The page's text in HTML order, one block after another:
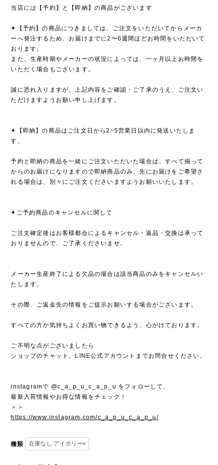
当店には【予約】と【即納】の商品がございます
✦【予約】の商品につきましては、ご注文をいただいてからメーカ
ーへ発注するため、お届けまでに2〜6週間ほどお時間をいただいて
おります。
また、生産時期やメーカーの状況によっては、一ヶ月以上お時間を
いただく場合もございます。
誠に恐れ入りますが、上記内容をご確認・ご了承のうえ、ご注文い
ただけますようお願い申し上げます。
✦【即納】の商品はご注文日から2~5営業日以内に発送いたしま
す。
予約と即納の商品を一緒にご注文いただいた場合は、すべて揃って
からのお届けになりますので即納商品のみ、先にお届けをご希望さ
れる場合は、別々にご注文くださいますようお願いいたします。
✦ご予約商品のキャンセルに関して
ご注文確定後はお客様都合によるキャンセル・返品・交換は承って
おりませんので、ご了承くださいませ。
メーカー生産終了による欠品の場合は該当商品のみをキャンセルい
たします。
その際、ご返金先の情報をご提示お願いする場合がございます。
すべての方が気持ちよくお買い物できるよう、心がけております。
ご不明な点がございましたら
ショップのチャット、LINE公式アカウントまでお問合せください。
instagramで @c_a_p_u_c_a_p_u をフォローして、
最新入荷情報やお得な情報をチェック！
＞＞
https://www.instagram.com/c_a_p_u_c_a_p_u/
種類